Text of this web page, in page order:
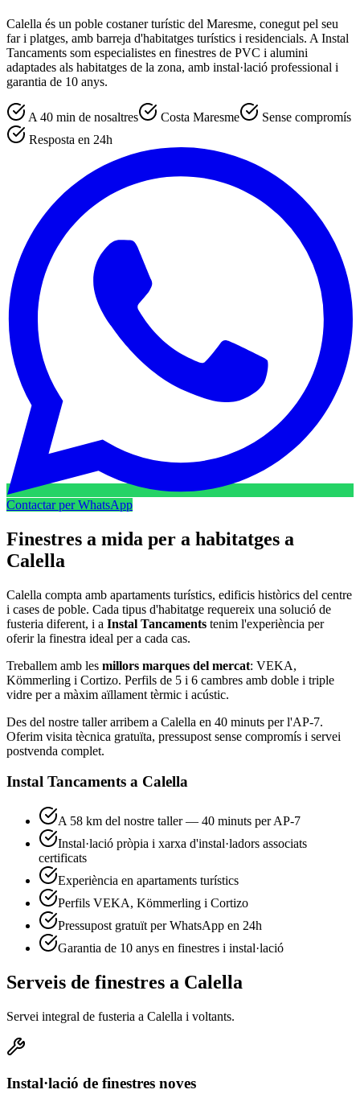
Calella és un poble costaner turístic del Maresme, conegut pel seu
far i platges, amb barreja d'habitatges turístics i residencials. A Instal
Tancaments som especialistes en finestres de PVC i alumini
adaptades als habitatges de la zona, amb instal·lació professional i
garantia de 10 anys.
A 40 min de nosaltres Costa Maresme
Sense compromís
Resposta en 24h
Contactar per WhatsApp
Finestres a mida per a habitatges a
Calella
Calella compta amb apartaments turístics, edificis històrics del centre
i cases de poble. Cada tipus d'habitatge requereix una solució de
fusteria diferent, i a Instal Tancaments tenim l'experiència per
oferir la finestra ideal per a cada cas.
Treballem amb les millors marques del mercat: VEKA,
Kömmerling i Cortizo. Perfils de 5 i 6 cambres amb doble i triple
vidre per a màxim aïllament tèrmic i acústic.
Des del nostre taller arribem a Calella en 40 minuts per l'AP-7.
Oferim visita tècnica gratuïta, pressupost sense compromís i servei
postvenda complet.
Instal Tancaments a Calella
A 58 km del nostre taller — 40 minuts per AP-7
Instal·lació pròpia i xarxa d'instal·ladors associats
certificats
Experiència en apartaments turístics
Perfils VEKA, Kömmerling i Cortizo
Pressupost gratuït per WhatsApp en 24h
Garantia de 10 anys en finestres i instal·lació
Serveis de finestres a Calella
Servei integral de fusteria a Calella i voltants.
Instal·lació de finestres noves